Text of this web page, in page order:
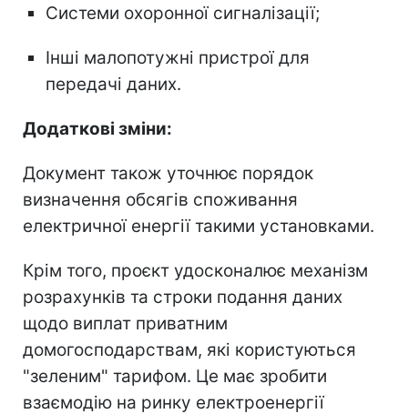
Системи охоронної сигналізації;
Інші малопотужні пристрої для
передачі даних.
Додаткові зміни:
Документ також уточнює порядок
визначення обсягів споживання
електричної енергії такими установками.
Крім того, проєкт удосконалює механізм
розрахунків та строки подання даних
щодо виплат приватним
домогосподарствам, які користуються
"зеленим" тарифом. Це має зробити
взаємодію на ринку електроенергії